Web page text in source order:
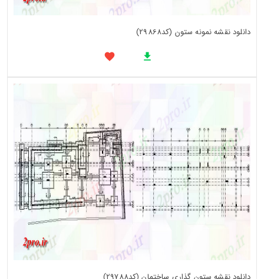
دانلود نقشه نمونه ستون (کد29868)